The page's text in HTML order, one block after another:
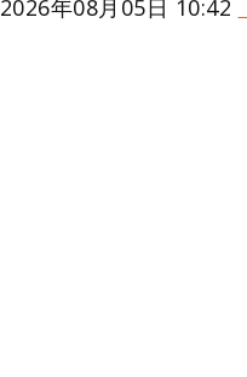
2026年08月05日 10:42